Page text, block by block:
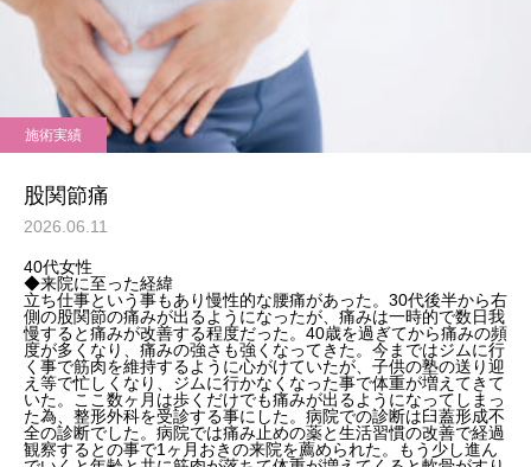
施術実績
股関節痛
2026.06.11
40代女性
◆来院に至った経緯
立ち仕事という事もあり慢性的な腰痛があった。30代後半から右
側の股関節の痛みが出るようになったが、痛みは一時的で数日我
慢すると痛みが改善する程度だった。40歳を過ぎてから痛みの頻
度が多くなり、痛みの強さも強くなってきた。今まではジムに行
く事で筋肉を維持するように心がけていたが、子供の塾の送り迎
え等で忙しくなり、ジムに行かなくなった事で体重が増えてきて
いた。ここ数ヶ月は歩くだけでも痛みが出るようになってしまっ
た為、整形外科を受診する事にした。病院での診断は臼蓋形成不
全の診断でした。病院では痛み止めの薬と生活習慣の改善で経過
観察するとの事で1ヶ月おきの来院を薦められた。もう少し進ん